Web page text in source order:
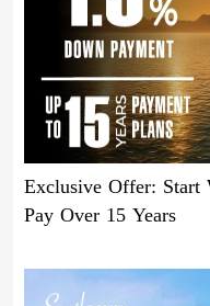
Exclusive Offer:
Pay Over 15 Years